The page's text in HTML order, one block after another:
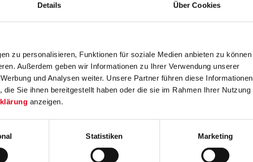
Details Über Cookies
zu personalisieren, Funktionen für soziale Medien anbieten zu können
Außerdem geben wir Informationen zu Ihrer Verwendung unserer
und Analysen weiter. Unsere Partner führen diese Informationen
Sie ihnen bereitgestellt haben oder die sie im Rahmen Ihrer Nutzung
anzeigen.
Statistiken Marketing